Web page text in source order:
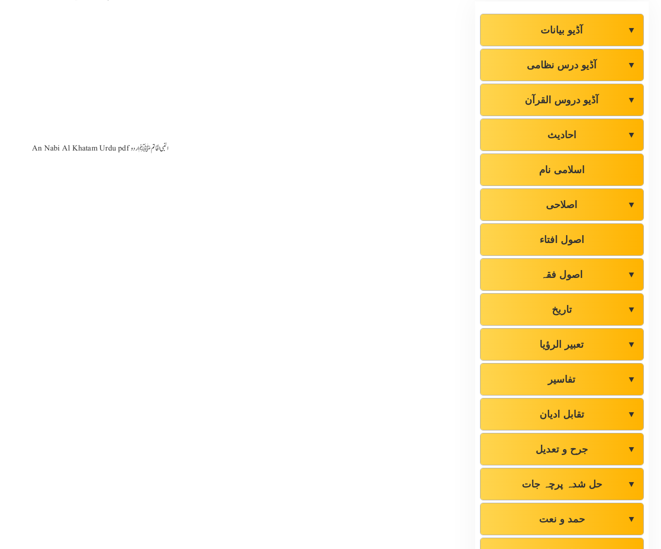
An Nabi Al Khatam Urdu pdf النبی الخاتمﷺ اردو
آڈیو بیانات ▼
آڈیو درس نظامی ▼
آڈیو دروس القرآن ▼
احادیث ▼
اسلامی نام
اصلاحی ▼
اصول افتاء
اصول فقہ ▼
تاریخ ▼
تعبیر الرؤیا ▼
تفاسیر ▼
تقابل ادیان ▼
جرح و تعدیل ▼
حل شدہ پرچہ جات ▼
حمد و نعت ▼